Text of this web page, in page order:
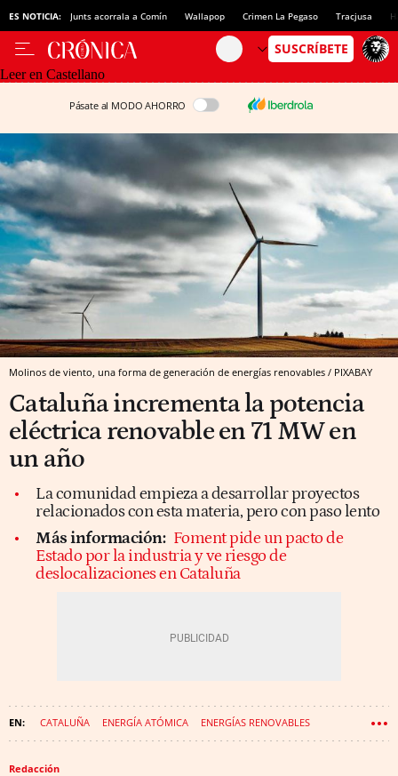
ES NOTICIA: Junts acorrala a Comín Wallapop Crimen La Pegaso Tracjusa
Leer en Castellano
Pásate al MODO AHORRO
Molinos de viento, una forma de generación de energías renovables / PIXABAY
Cataluña incrementa la potencia
eléctrica renovable en 71 MW en
un año
La comunidad empieza a desarrollar proyectos
relacionados con esta materia, pero con paso lento
Más información: Foment pide un pacto de
Estado por la industria y ve riesgo de
deslocalizaciones en Cataluña
CATALUÑA ENERGÍA ATÓMICA ENERGÍAS RENOVABLES
Redacción